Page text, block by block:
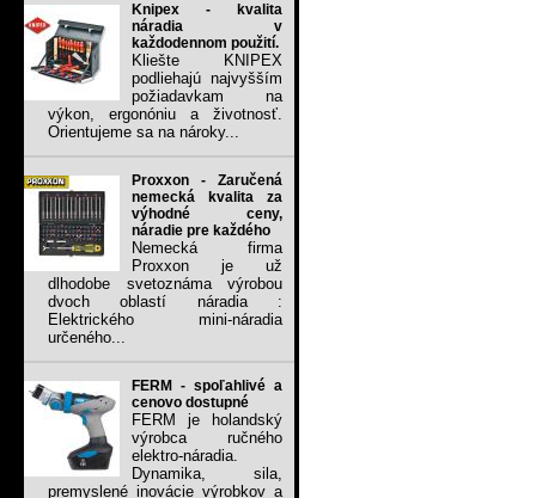
Knipex - kvalita
náradia v
každodennom použití.
Kliešte KNIPEX
podliehajú najvyšším
požiadavkam na
výkon, ergonóniu a životnosť.
Orientujeme sa na nároky...
Proxxon - Zaručená
nemecká kvalita za
výhodné ceny,
náradie pre každého
Nemecká firma
Proxxon je už
dlhodobe svetoznáma výrobou
dvoch oblastí náradia :
Elektrického mini-náradia
určeného...
FERM - spoľahlivé a
cenovo dostupné
FERM je holandský
výrobca ručného
elektro-náradia.
Dynamika, sila,
premyslené inovácie výrobkov a